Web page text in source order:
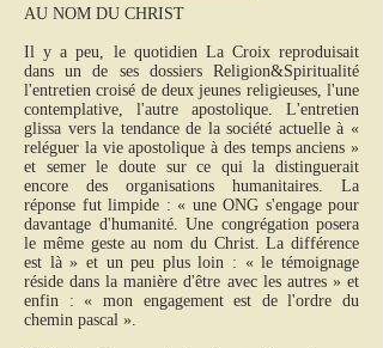
AU NOM DU CHRIST
Il y a peu, le quotidien La Croix reproduisait
dans un de ses dossiers Religion&Spiritualité
l'entretien croisé de deux jeunes religieuses, l'une
contemplative, l'autre apostolique. L'entretien
glissa vers la tendance de la société actuelle à «
reléguer la vie apostolique à des temps anciens »
et semer le doute sur ce qui la distinguerait
encore des organisations humanitaires. La
réponse fut limpide : « une ONG s'engage pour
davantage d'humanité. Une congrégation posera
le même geste au nom du Christ. La différence
est là » et un peu plus loin : « le témoignage
réside dans la manière d'être avec les autres » et
enfin : « mon engagement est de l'ordre du
chemin pascal ».